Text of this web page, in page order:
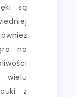
są
na
z